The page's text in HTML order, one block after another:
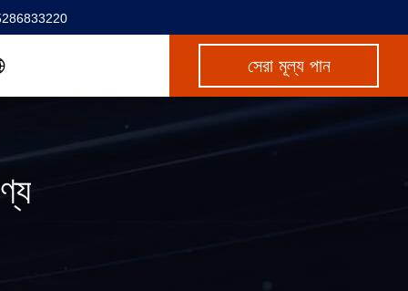
সেরা মূল্য পান